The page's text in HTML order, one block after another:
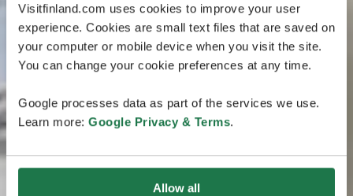
Visitfinland.com uses cookies to improve your user
experience. Cookies are small text files that are saved on
your computer or mobile device when you visit the site.
You can change your cookie preferences at any time.
Google processes data as part of the services we use.
Learn more: Google Privacy & Terms.
Allow all